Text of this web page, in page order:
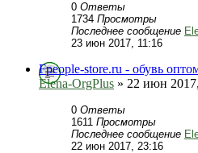
0 Ответы
1734 Просмотры
Последнее сообщение
23 июн 2017, 11:16
Fpeople-store.ru - обувь
Elena-OrgPlus » 22 июн
0 Ответы
1611 Просмотры
Последнее сообщение
22 июн 2017, 23:16